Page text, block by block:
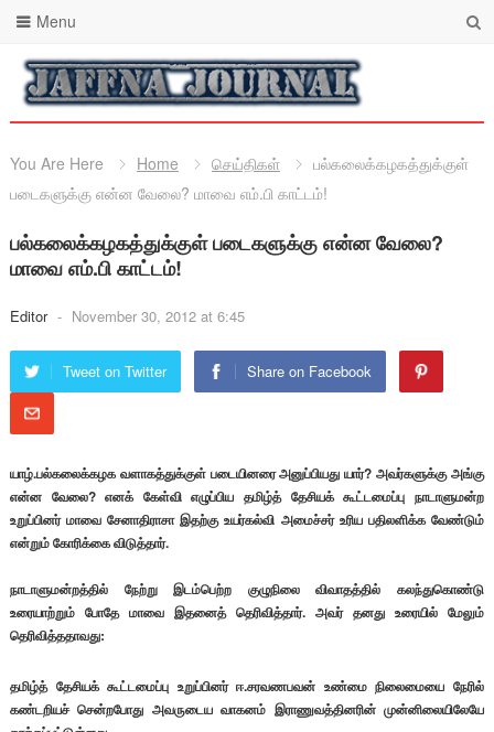
Menu
You Are Here Home செய்திகள்
பல்கலைக்கழகத்துக்குள்
படைகளுக்கு என்ன வேலை? மாவை எம்.பி காட்டம்!
பல்கலைக்கழகத்துக்குள் படைகளுக்கு என்ன வேலை?
மாவை எம்.பி காட்டம்!
Editor - November 30, 2012 at 6:45
Tweet on Twitter Share on Facebook
யாழ்.பல்கலைக்கழக வளாகத்துக்குள் படையினரை அனுப்பியது யார்? அவர்களுக்கு அங்கு
என்ன வேலை? எனக் கேள்வி எழுப்பிய தமிழ்த் தேசியக் கூட்டமைப்பு நாடாளுமன்ற
உறுப்பினர் மாவை சேனாதிராசா இதற்கு உயர்கல்வி அமைச்சர் உரிய பதிலளிக்க வேண்டும்
என்றும் கோரிக்கை விடுத்தார்.
நாடாளுமன்றத்தில் நேற்று இடம்பெற்ற குழுநிலை விவாதத்தில் கலந்துகொண்டு
உரையாற்றும் போதே மாவை இதனைத் தெரிவித்தார். அவர் தனது உரையில் மேலும்
தெரிவித்ததாவது:
தமிழ்த் தேசியக் கூட்டமைப்பு உறுப்பினர் ஈ.சரவணபவன் உண்மை நிலைமையை நேரில்
கண்டறியச் சென்றபோது அவருடைய வாகனம் இராணுவத்தினரின் முன்னிலையிலேயே